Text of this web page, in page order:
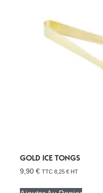
GOLD ICE TONGS
9,90 € TTC 8,25 € HT